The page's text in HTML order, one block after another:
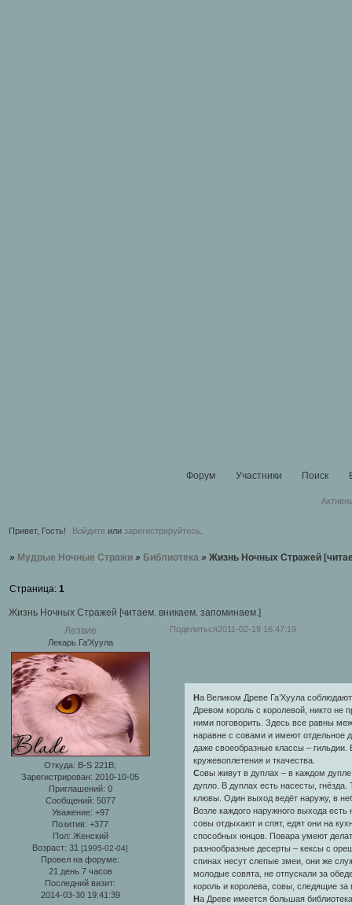
Форум Участники Поиск
Привет, Гость! Войдите или зарегистрируйтесь.
» Мудрые Ночные Стражи » Библиотека » Жизнь Ночных Стражей
Жизнь Ночных Стражей [читаем. вникаем. запоминаем.]
Страница: 1
Поделиться2011-02-19 16:47:19
Лезвие
Лекарь Га'Хуула
Откуда: B-S 221B;
Зарегистрирован: 2010-10-05
Приглашений: 0
Сообщений: 5077
Уважение: +97
Позитив: +377
Пол: Женский
Возраст: 31[1995-02-04]
Провел на форуме:
21 день 7 часов
Последний визит:
2014-03-30 19:41:39
На Великом Древе Га’Хуула
Древом король с королевой, никто не
ними поговорить. Здесь все равны
наравне с совами и имеют отдельное
даже своеобразные классы – гильдии.
кружевоплетения и ткачества.
Совы живут в дуплах – в каждом
дупло. В дуплах есть насесты,
клювы. Один выход ведёт наружу, в
Возле каждого наружного выхода
совы отдыхают и спят, едят они на
способных юнцов. Повара умеют
разнообразные десерты – кексы с
спинах несут слепые змеи, они же
молодые совята, не отпускали за
король и королева, совы, следящие за
На Древе имеется большая